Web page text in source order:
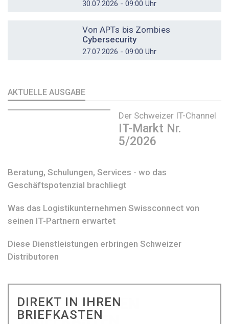
30.07.2026 - 09:00 Uhr
Von APTs bis Zombies
Cybersecurity
27.07.2026 - 09:00 Uhr
AKTUELLE AUSGABE
Der Schweizer IT-Channel
IT-Markt Nr.
5/2026
Beratung, Schulungen, Services - wo das
Geschäftspotenzial brachliegt
Was das Logistikunternehmen Swissconnect von
seinen IT-Partnern erwartet
Diese Dienstleistungen erbringen Schweizer
Distributoren
DIREKT IN IHREN
BRIEFKASTEN